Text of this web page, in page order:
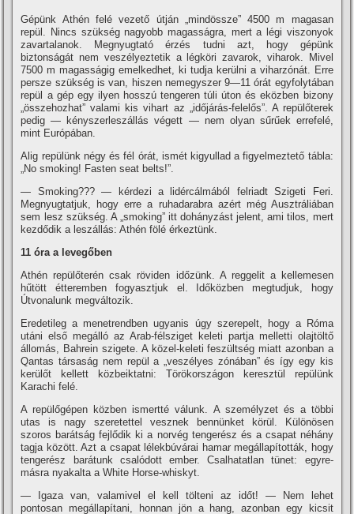
Gépünk Athén felé vezető útján „mindössze” 4500 m magasan
repül. Nincs szükség nagyobb magasságra, mert a légi viszonyok
zavartalanok. Megnyugtató érzés tudni azt, hogy gépünk
biztonságát nem veszélyeztetik a légköri zavarok, viharok. Mivel
7500 m magasságig emelkedhet, ki tudja kerülni a viharzónát. Erre
persze szükség is van, hiszen nemegyszer 9—11 órát egyfolytában
repül a gép egy ilyen hosszú tengeren túli úton és eközben bizony
„összehozhat” valami kis vihart az „időjárás-felelős”. A repülőterek
pedig — kényszerleszállás végett — nem olyan sűrűek errefelé,
mint Európában.
Alig repülünk négy és fél órát, ismét kigyullad a figyelmeztető tábla:
„No smoking! Fasten seat belts!”.
— Smoking??? — kérdezi a lidércálmából felriadt Szigeti Feri.
Megnyugtatjuk, hogy erre a ruhadarabra azért még Ausztráliában
sem lesz szükség. A „smoking” itt dohányzást jelent, ami tilos, mert
kezdődik a leszállás: Athén fölé érkeztünk.
11 óra a levegőben
Athén repülőterén csak röviden időzünk. A reggelit a kellemesen
hűtött étteremben fogyasztjuk el. Időközben megtudjuk, hogy
Útvonalunk megváltozik.
Eredetileg a menetrendben ugyanis úgy szerepelt, hogy a Róma
utáni első megálló az Arab-félsziget keleti partja melletti olajtöltő
állomás, Bahrein szigete. A közel-keleti feszültség miatt azonban a
Qantas társaság nem repül a „veszélyes zónában” és í­gy egy kis
kerülőt kellett közbeiktatni: Törökországon keresztül repülünk
Karachi felé.
A repülőgépen közben ismertté válunk. A személyzet és a többi
utas is nagy szeretettel vesznek bennünket körül. Különösen
szoros barátság fejlődik ki a norvég tengerész és a csapat néhány
tagja között. Azt a csapat lélekbúvárai hamar megállapí­tották, hogy
tengerész barátunk csalódott ember. Csalhatatlan tünet: egyre-
másra nyakalta a White Horse-whiskyt.
— Igaza van, valamivel el kell tölteni az időt! — Nem lehet
pontosan megállapí­tani, honnan jön a hang, azonban egy kicsit